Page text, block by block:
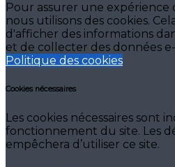
Pour assurer une expérience
nous utilisons des cookies.
d'afficher des informations
et de collecter des données
Politique des cookies
Cookies nécessaires
Les cookies nécessaires sont
fonctionnement du site. Les
empêchera d’utiliser ce site.